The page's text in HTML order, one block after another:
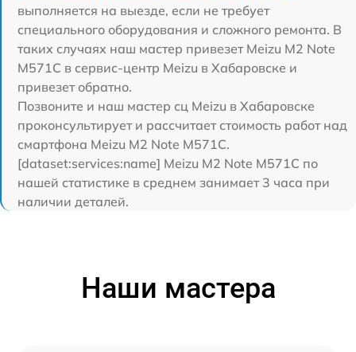
выполняется на выезде, если не требует
специального оборудования и сложного ремонта. В
таких случаях наш мастер привезет Meizu M2 Note
M571C в сервис-центр Meizu в Хабаровске и
привезет обратно.
Позвоните и наш мастер сц Meizu в Хабаровске
проконсультирует и рассчитает стоимость работ над
смартфона Meizu M2 Note M571C.
[dataset:services:name] Meizu M2 Note M571C по
нашей статистике в среднем занимает 3 часа при
наличии деталей.
Наши мастера